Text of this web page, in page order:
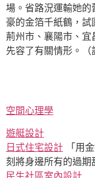
場。省路況運輸她
豪的金箔千紙鶴，試
荊州市、襄陽市、宜
先容了有關情形。（
空間心理學
遊艇設計
日式住宅設計 「用
刻將身邊所有的過期
民生社區室內設計